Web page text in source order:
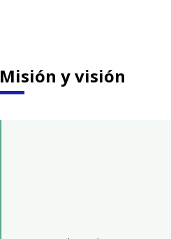
Misión y visión